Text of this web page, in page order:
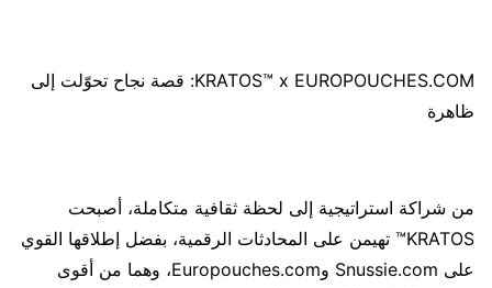
KRATOS™ x EUROPOUCHES.COM: قصة نجاح تحوّلت إلى
ظاهرة
من شراكة استراتيجية إلى لحظة ثقافية متكاملة، أصبحت
KRATOS™ تهيمن على المحادثات الرقمية، بفضل إطلاقها القوي
على Snussie.com وEuropouches.com، وهما من أقوى